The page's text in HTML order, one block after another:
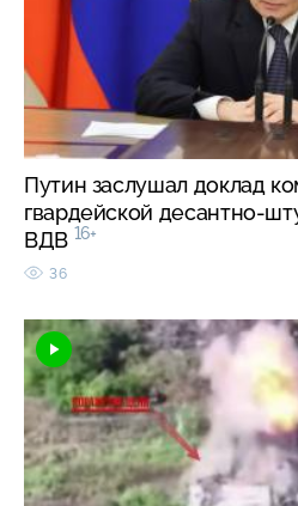
Путин заслушал доклад
гвардейской десантно-
ВДВ 16+
36